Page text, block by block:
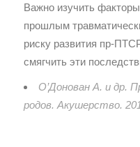
Важно изучить
прошлым
риску развития пр-
смягчить эти
О’Донован А. и др.
родов. Акушерство.